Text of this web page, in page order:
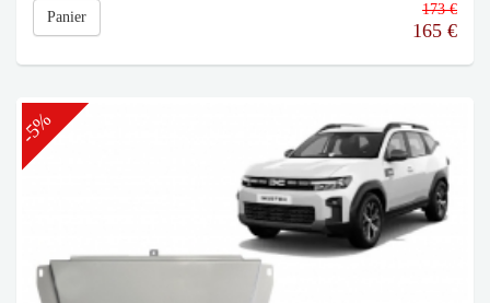
Panier 173 €
165 €
-5%